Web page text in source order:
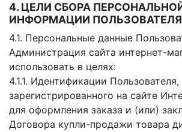
4. ЦЕЛИ СБОРА
ИНФОРМАЦИИ ПОЛЬЗОВАТЕЛЯ
4.1. Персональные данные
Администрация сайта интернет-
использовать в целях:
4.1.1. Идентификации Пользователя,
зарегистрированного на сайте
для оформления заказа и (или)
Договора купли-продажи товара